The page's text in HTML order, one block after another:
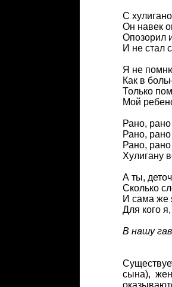
С
Он навек
Опозорил
И не стал
Я не
Как в
Только
Мой
Рано,
Рано,
Рано,
Хулигану
А ты,
Сколько
И сама же
Для кого
В нашу
сына),